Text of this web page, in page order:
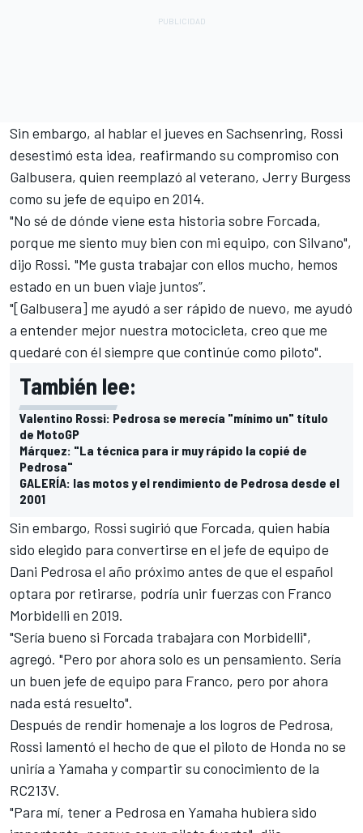
Sin embargo, al hablar el jueves en Sachsenring, Rossi
desestimó esta idea, reafirmando su compromiso con
Galbusera, quien reemplazó al veterano, Jerry Burgess
como su jefe de equipo en 2014.
"No sé de dónde viene esta historia sobre Forcada,
porque me siento muy bien con mi equipo, con Silvano",
dijo Rossi. "Me gusta trabajar con ellos mucho, hemos
estado en un buen viaje juntos”.
"[Galbusera] me ayudó a ser rápido de nuevo, me ayudó
a entender mejor nuestra motocicleta, creo que me
quedaré con él siempre que continúe como piloto".
También lee:
Valentino Rossi: Pedrosa se merecía "mínimo un" título
de MotoGP
Márquez: "La técnica para ir muy rápido la copié de
Pedrosa"
GALERÍA: las motos y el rendimiento de Pedrosa desde el
2001
Sin embargo, Rossi sugirió que Forcada, quien había
sido elegido para convertirse en el jefe de equipo de
Dani Pedrosa el año próximo antes de que el español
optara por retirarse, podría unir fuerzas con Franco
Morbidelli en 2019.
"Sería bueno si Forcada trabajara con Morbidelli",
agregó. "Pero por ahora solo es un pensamiento. Sería
un buen jefe de equipo para Franco, pero por ahora
nada está resuelto".
Después de rendir homenaje a los logros de Pedrosa,
Rossi lamentó el hecho de que el piloto de Honda no se
uniría a Yamaha y compartir su conocimiento de la
RC213V.
"Para mí, tener a Pedrosa en Yamaha hubiera sido